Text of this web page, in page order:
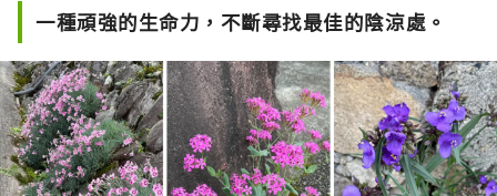
一種頑強的生命力，不斷尋找最佳的陰涼處。